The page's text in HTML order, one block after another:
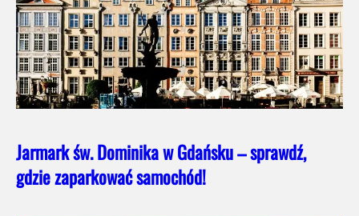
Jarmark św. Dominika w Gdańsku – sprawdź,
gdzie zaparkować samochód!